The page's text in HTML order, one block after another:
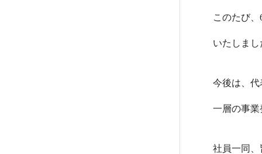
このたび
いたしまし
今後は、代
一層の事業
社員一同